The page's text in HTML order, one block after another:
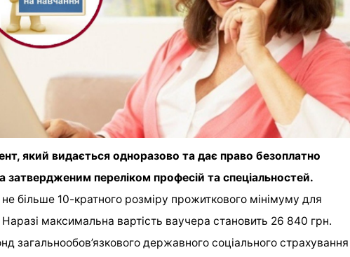
який видається одноразово та дає право безоплатно
затвердженим переліком професій та спеціальностей.
не більше 10-кратного розміру прожиткового мінімуму для
Наразі максимальна вартість ваучера становить 26 840 грн.
загальнообов’язкового державного соціального страхування